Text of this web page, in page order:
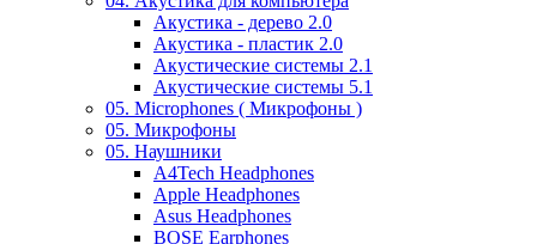
Акустика - дерево 2.0
Акустика - пластик 2.0
Акустические системы 2.1
Акустические системы 5.1
05. Microphones ( Микрофоны )
05. Микрофоны
05. Наушники
A4Tech Headphones
Apple Headphones
Asus Headphones
BOSE Earphones